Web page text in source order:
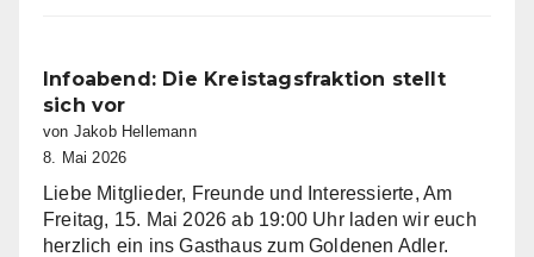
Miltenberg
nimmt
Arbeit
auf
Infoabend: Die Kreistagsfraktion stellt
sich vor
von Jakob Hellemann
8. Mai 2026
Liebe Mitglieder, Freunde und Interessierte, Am
Freitag, 15. Mai 2026 ab 19:00 Uhr laden wir euch
herzlich ein ins Gasthaus zum Goldenen Adler.